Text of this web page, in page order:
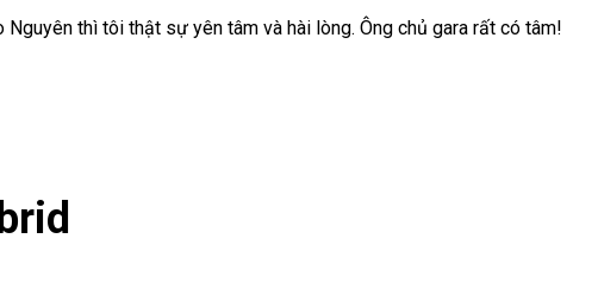
thì tôi thật sự yên tâm và hài lòng. Ông chủ gara rất có tâm!